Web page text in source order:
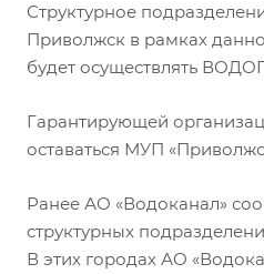
Структурное
Приволжск в рамках
будет осуществлять
Гарантирующей
оставаться МУП
Ранее АО «Водоканал»
структурных
В этих городах АО